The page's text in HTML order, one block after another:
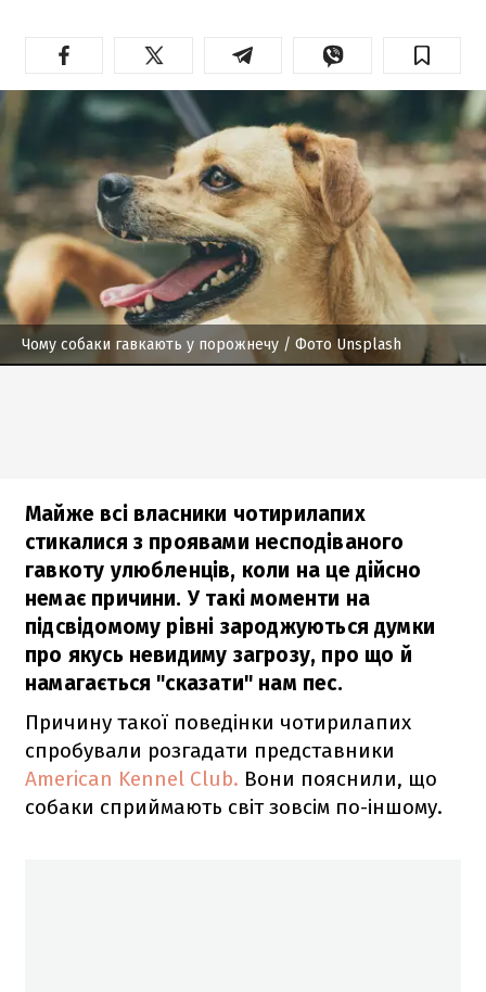
Чому собаки гавкають у порожнечу / Фото Unsplash
Майже всі власники чотирилапих
стикалися з проявами несподіваного
гавкоту улюбленців, коли на це дійсно
немає причини. У такі моменти на
підсвідомому рівні зароджуються думки
про якусь невидиму загрозу, про що й
намагається "сказати" нам пес.
Причину такої поведінки чотирилапих
спробували розгадати представники
American Kennel Club. Вони пояснили, що
собаки сприймають світ зовсім по-іншому.